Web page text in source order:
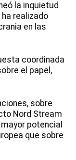
la inquietud
realizado
en las
coordinada
el papel,
sobre
Nord Stream
potencial
que sobre